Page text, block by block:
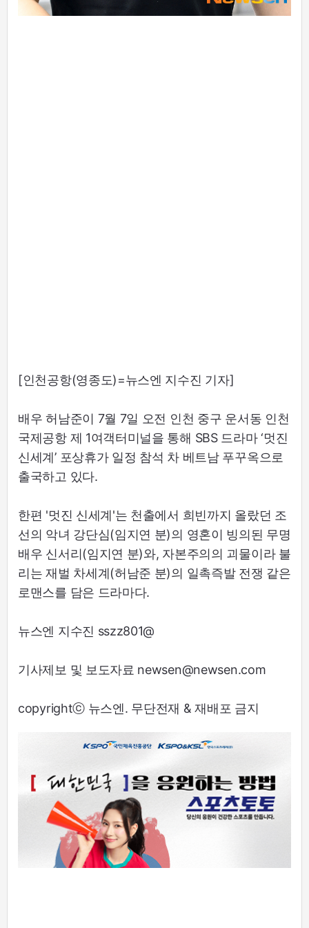
[인천공항(영종도)=뉴스엔 지수진 기자]
배우 허남준이 7월 7일 오전 인천 중구 운서동 인천
국제공항 제 1여객터미널을 통해 SBS 드라마 ‘멋진
신세계’ 포상휴가 일정 참석 차 베트남 푸꾸옥으로
출국하고 있다.
한편 '멋진 신세계'는 천출에서 희빈까지 올랐던 조
선의 악녀 강단심(임지연 분)의 영혼이 빙의된 무명
배우 신서리(임지연 분)와, 자본주의의 괴물이라 불
리는 재벌 차세계(허남준 분)의 일촉즉발 전쟁 같은
로맨스를 담은 드라마다.
뉴스엔 지수진 sszz801@
기사제보 및 보도자료 newsen@newsen.com
copyrightⓒ 뉴스엔. 무단전재 & 재배포 금지